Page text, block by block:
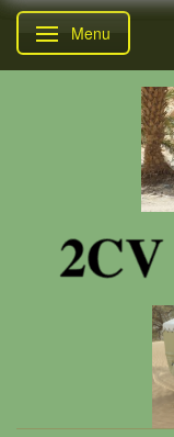
Skifte navigation
Menu